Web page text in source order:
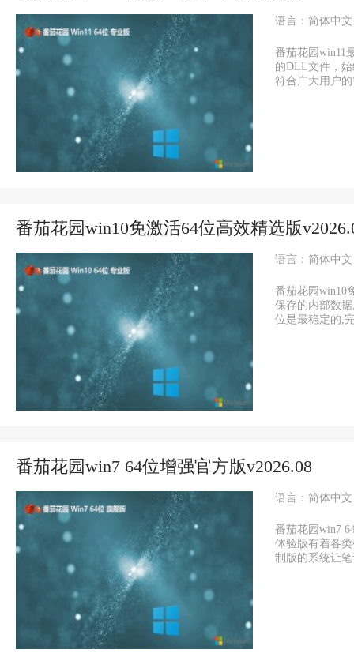
语言：简体中文
番茄花园win11
的DLL文件，
符合广大用户
番茄花园win10免激活64位高效精选版
语言：简体中文
番茄花园win10
保存的内部数
位是最稳定的,
番茄花园win7 64位增强官方版v2026.08
语言：简体中文
番茄花园win7
体验版有着各
制版的系统让